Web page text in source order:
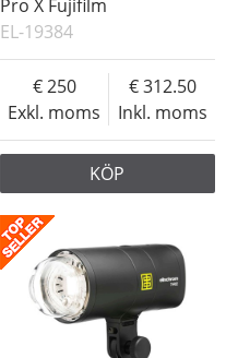
Pro X Fujifilm
EL-19384
Exkl. moms
250
Inkl. moms
312.50
KÖP